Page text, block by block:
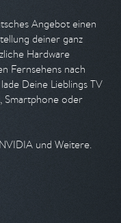
Angebot einen
deiner ganz
Hardware
Fernsehens nach
Deine Lieblings TV
Smartphone oder
und Weitere.